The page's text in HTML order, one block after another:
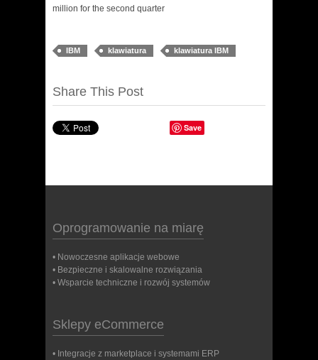
million for the second quarter
IBM klawiatura klawiatura IBM
Share This Post
Save
Oprogramowanie na miarę
• Nowoczesne aplikacje webowe
• Bezpieczne i skalowalne rozwiązania
• Wsparcie techniczne i rozwój systemów
Sklepy eCommerce
• Integracje z marketplace i systemami ERP